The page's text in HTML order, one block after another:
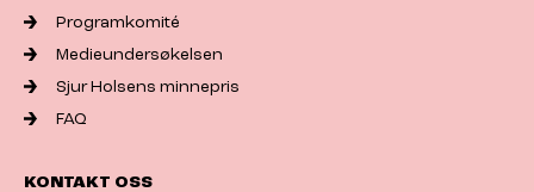
Programkomité
Medieundersøkelsen
Sjur Holsens minnepris
FAQ
KONTAKT OSS